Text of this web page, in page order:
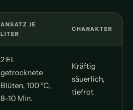
ANSATZ JE
LITER
CHARAKTER
2 EL
getrocknete
Blüten, 100 °C,
8–10 Min.
Kräftig
säuerlich,
tiefrot